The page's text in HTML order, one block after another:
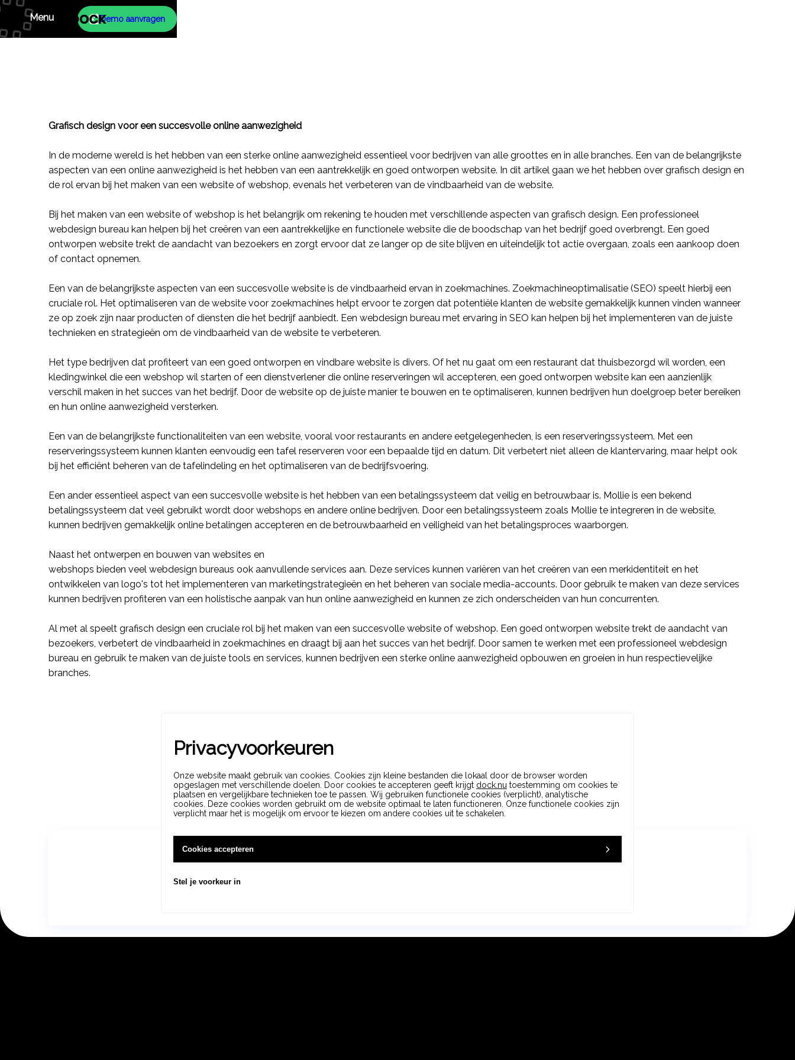
Menu Demo aanvragen
Info
Dock
Contact
Dock apps
Klantbeheer
personeelsbeheer
Projectbeheer
Magazijnbeheer
Contentbeheer
Kassa
Functies
Grafisch design voor een succesvolle online aanwezigheid
In de moderne wereld is het hebben van een sterke online aanwezigheid essentieel voor bedrijven van alle groottes en in alle branches. Een van de belangrijkste
aspecten van een online aanwezigheid is het hebben van een aantrekkelijk en goed ontworpen website. In dit artikel gaan we het hebben over grafisch design en
de rol ervan bij het maken van een website of webshop, evenals het verbeteren van de vindbaarheid van de website.
Bij het maken van een website of webshop is het belangrijk om rekening te houden met verschillende aspecten van grafisch design. Een professioneel
webdesign bureau kan helpen bij het creëren van een aantrekkelijke en functionele website die de boodschap van het bedrijf goed overbrengt. Een goed
ontworpen website trekt de aandacht van bezoekers en zorgt ervoor dat ze langer op de site blijven en uiteindelijk tot actie overgaan, zoals een aankoop doen
of contact opnemen.
Een van de belangrijkste aspecten van een succesvolle website is de vindbaarheid ervan in zoekmachines. Zoekmachineoptimalisatie (SEO) speelt hierbij een
cruciale rol. Het optimaliseren van de website voor zoekmachines helpt ervoor te zorgen dat potentiële klanten de website gemakkelijk kunnen vinden wanneer
ze op zoek zijn naar producten of diensten die het bedrijf aanbiedt. Een webdesign bureau met ervaring in SEO kan helpen bij het implementeren van de juiste
technieken en strategieën om de vindbaarheid van de website te verbeteren.
Het type bedrijven dat profiteert van een goed ontworpen en vindbare website is divers. Of het nu gaat om een restaurant dat thuisbezorgd wil worden, een
kledingwinkel die een webshop wil starten of een dienstverlener die online reserveringen wil accepteren, een goed ontworpen website kan een aanzienlijk
verschil maken in het succes van het bedrijf. Door de website op de juiste manier te bouwen en te optimaliseren, kunnen bedrijven hun doelgroep beter bereiken
en hun online aanwezigheid versterken.
Een van de belangrijkste functionaliteiten van een website, vooral voor restaurants en andere eetgelegenheden, is een reserveringssysteem. Met een
reserveringssysteem kunnen klanten eenvoudig een tafel reserveren voor een bepaalde tijd en datum. Dit verbetert niet alleen de klantervaring, maar helpt ook
bij het efficiënt beheren van de tafelindeling en het optimaliseren van de bedrijfsvoering.
Een ander essentieel aspect van een succesvolle website is het hebben van een betalingssysteem dat veilig en betrouwbaar is. Mollie is een bekend
betalingssysteem dat veel gebruikt wordt door webshops en andere online bedrijven. Door een betalingssysteem zoals Mollie te integreren in de website,
kunnen bedrijven gemakkelijk online betalingen accepteren en de betrouwbaarheid en veiligheid van het betalingsproces waarborgen.
Naast het ontwerpen en bouwen van websites en
webshops bieden veel webdesign bureaus ook aanvullende services aan. Deze services kunnen variëren van het creëren van een merkidentiteit en het
ontwikkelen van logo's tot het implementeren van marketingstrategieën en het beheren van sociale media-accounts. Door gebruik te maken van deze services
kunnen bedrijven profiteren van een holistische aanpak van hun online aanwezigheid en kunnen ze zich onderscheiden van hun concurrenten.
Al met al speelt grafisch design een cruciale rol bij het maken van een succesvolle website of webshop. Een goed ontworpen website trekt de aandacht van
bezoekers, verbetert de vindbaarheid in zoekmachines en draagt bij aan het succes van het bedrijf. Door samen te werken met een professioneel webdesign
bureau en gebruik te maken van de juiste tools en services, kunnen bedrijven een sterke online aanwezigheid opbouwen en groeien in hun respectievelijke
branches.
Privacyvoorkeuren
Onze website maakt gebruik van cookies. Cookies zijn kleine bestanden die lokaal door de browser worden
opgeslagen met verschillende doelen. Door cookies te accepteren geeft krijgt dock.nu toestemming om cookies te
plaatsen en vergelijkbare technieken toe te passen. Wij gebruiken functionele cookies (verplicht), analytische
cookies. Deze cookies worden gebruikt om de website optimaal te laten functioneren. Onze functionele cookies zijn
verplicht maar het is mogelijk om ervoor te kiezen om andere cookies uit te schakelen.
Cookies accepteren
Stel je voorkeur in